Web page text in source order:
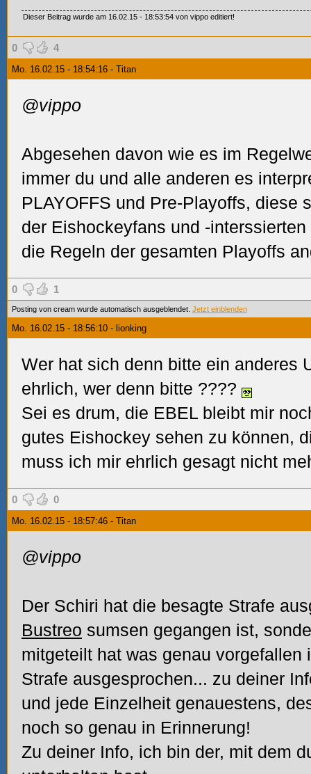
Dieser Beitrag wurde am 16.02.15 - 18:53:54 von vippo editiert!
0 4
Mo. 16.02.15 - 18:54:16 - Titan
@vippo
Abgesehen davon wie es im
immer du und alle anderen es
PLAYOFFS und Pre-Playoffs, diese
der Eishockeyfans und -
die Regeln der gesamten Playoffs
0 1
Posting von cream wurde automatisch ausgeblendet. Jetzt einblenden
Mo. 16.02.15 - 18:56:10 - lionking
Wer hat sich denn bitte ein anderes
ehrlich, wer denn bitte ????
Sei es drum, die EBEL bleibt mir
gutes Eishockey sehen zu können,
muss ich mir ehrlich gesagt nicht
0 0
Mo. 16.02.15 - 18:57:46 - Titan
@vippo
Der Schiri hat die besagte Strafe
Bustreo sumsen gegangen ist,
mitgeteilt hat was genau vorgefallen
Strafe ausgesprochen... zu deiner
und jede Einzelheit genauestens,
noch so genau in Erinnerung!
Zu deiner Info, ich bin der, mit dem